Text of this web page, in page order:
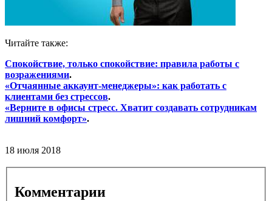
Читайте также:
Спокойствие, только спокойствие: правила работы с
возражениями.
«Отчаянные аккаунт-менеджеры»: как работать с
клиентами без стрессов.
«Верните в офисы стресс. Хватит создавать сотрудникам
лишний комфорт».
18 июля 2018
Комментарии